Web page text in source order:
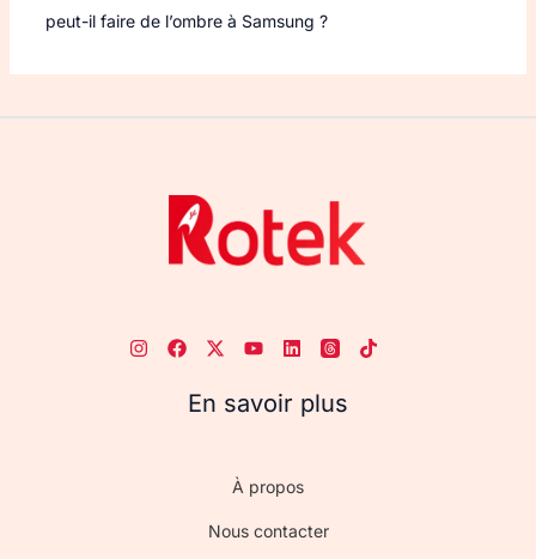
peut-il faire de l’ombre à Samsung ?
En savoir plus
À propos
Nous contacter